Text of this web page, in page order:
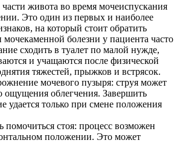
живота во время мочеиспускания
Это один из первых и наиболее
на который стоит обратить
болезни у пациента часто
сходить в туалет по малой нужде,
и учащаются после физической
тяжестей, прыжков и встрясок.
мочевого пузыря: струя может
ощущения облегчения. Завершить
удается только при смене положения
помочиться стоя: процесс возможен
положении. Это может